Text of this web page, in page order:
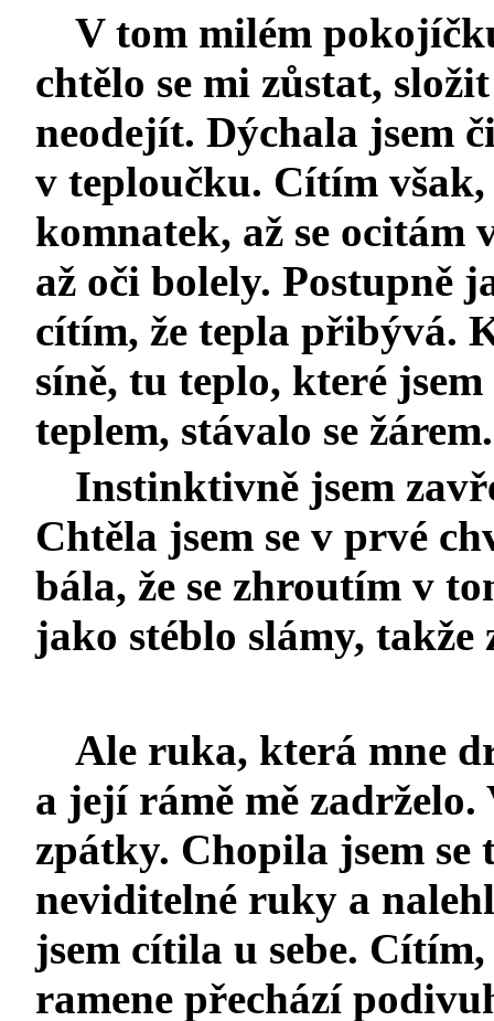
V tom milém
chtělo se mi zůstat,
neodejít. Dýchala jsem
v teploučku. Cítím
komnatek, až se ocitám
až oči bolely. Postupně
cítím, že tepla přibývá.
síně, tu teplo, které
teplem, stávalo se žárem.
Instinktivně jsem
Chtěla jsem se v prvé
bála, že se zhroutím v
jako stéblo slámy, takže
Ale ruka, která mne
a její rámě mě zadrželo.
zpátky. Chopila jsem se
neviditelné ruky a
jsem cítila u sebe.
ramene přechází